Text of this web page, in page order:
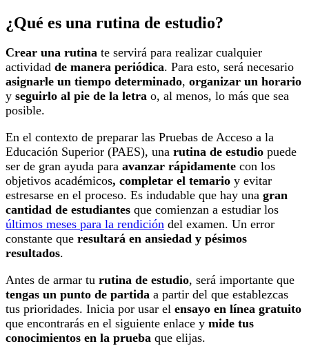
¿Qué es una rutina de estudio?
Crear una rutina te servirá para realizar cualquier
actividad de manera periódica. Para esto, será necesario
asignarle un tiempo determinado, organizar un horario
y seguirlo al pie de la letra o, al menos, lo más que sea
posible.
En el contexto de preparar las Pruebas de Acceso a la
Educación Superior (PAES), una rutina de estudio puede
ser de gran ayuda para avanzar rápidamente con los
objetivos académicos, completar el temario y evitar
estresarse en el proceso. Es indudable que hay una gran
cantidad de estudiantes que comienzan a estudiar los
últimos meses para la rendición del examen. Un error
constante que resultará en ansiedad y pésimos
resultados.
Antes de armar tu rutina de estudio, será importante que
tengas un punto de partida a partir del que establezcas
tus prioridades. Inicia por usar el ensayo en línea gratuito
que encontrarás en el siguiente enlace y mide tus
conocimientos en la prueba que elijas.